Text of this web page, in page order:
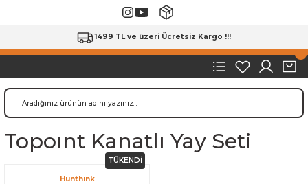
1499 TL ve üzeri Ücretsiz Kargo !!!
Topoınt Kanatlı Yay Seti
TÜKENDİ
Hunthınk